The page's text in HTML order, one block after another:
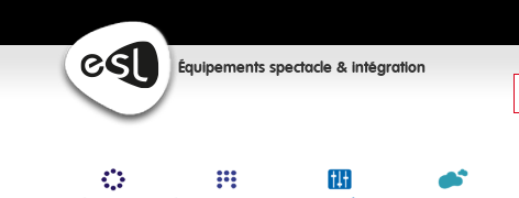
Équipements spectacle & intégration